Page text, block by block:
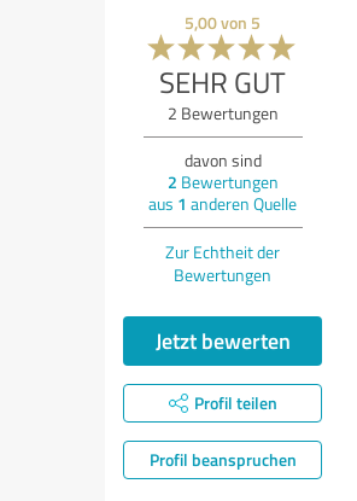
5,00von 5
SEHR GUT
2 Bewertungen
davon sind
2 Bewertungen
aus 1 anderen Quelle
Zur Echtheit der
Bewertungen
Jetzt bewerten
Profil teilen
Profil beanspruchen